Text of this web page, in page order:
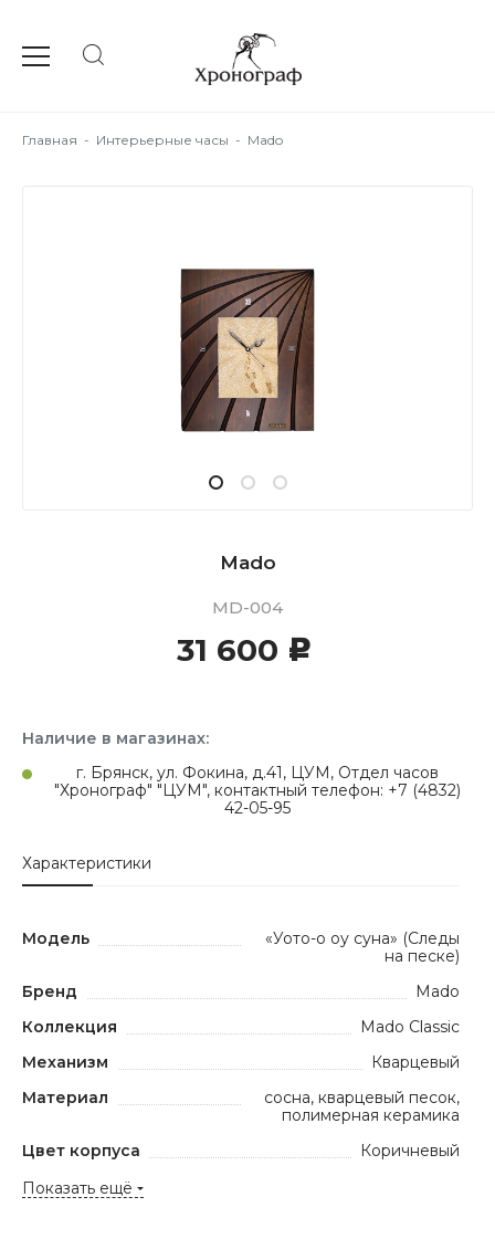
Главная - Интерьерные часы - Mado
Mado
MD-004
31 600 c
Наличие в магазинах:
г. Брянск, ул. Фокина, д.41, ЦУМ, Отдел часов
"Хронограф" "ЦУМ", контактный телефон: +7 (4832)
42-05-95
Характеристики
Модель
«Уото-о оу суна» (Следы
на песке)
Бренд
Mado
Коллекция
Mado Classic
Механизм
Кварцевый
Материал
сосна, кварцевый песок,
полимерная керамика
Цвет корпуса
Коричневый
Показать ещё